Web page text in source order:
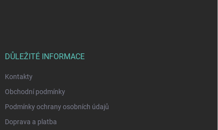
DŮLEŽITÉ INFORMACE
Kontakty
Obchodní podmínky
Podmínky ochrany osobních údajů
Doprava a platba